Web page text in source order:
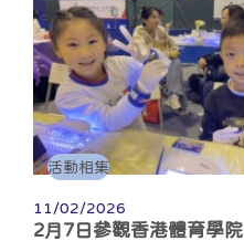
活動相集
11/02/2026
2月7日參觀香港體育學院